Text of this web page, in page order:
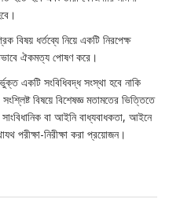
ধর্তব্যে নিয়ে একটি নিরপেক্ষ
ঐকমত্য পোষণ করে।
একটি সংবিধিবদ্ধ সংস্থা হবে নাকি
বিষয়ে বিশেষজ্ঞ মতামতের ভিত্তিতে
বা আইনি বাধ্যবাধকতা, আইনে
পরীক্ষা-নিরীক্ষা করা প্রয়োজন।